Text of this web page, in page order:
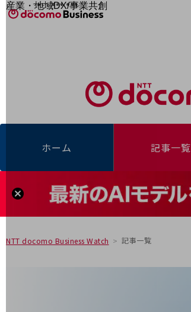
産業・地域DX/事業共創
OPEN HUB for Plural Futures
プレイヤー(カタリスト/パートナー企業)
企業と地域が持続成長する社会を目指します
Smart Education
Smart Industry
Smart Mobility
地域の取り組み
地域経済のさらなる活性化に取り組みます
サイト内検索
開く
メニュー
開く
フリーワードでNTTドコモビジネスの
ホーム 記事一覧
NTT docomo Business Watch 記事一覧